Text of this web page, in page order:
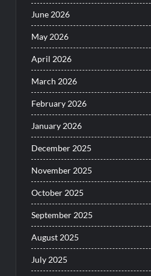
June 2026
May 2026
April 2026
March 2026
February 2026
January 2026
December 2025
November 2025
October 2025
September 2025
August 2025
July 2025